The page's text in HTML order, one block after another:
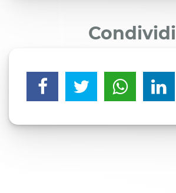
Condividi